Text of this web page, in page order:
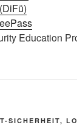
Education
SICHERHEIT,